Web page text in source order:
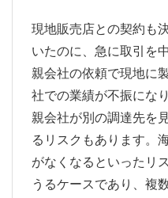
現地販売店との契約も
いたのに、急に取引を
親会社の依頼で現地に
社での業績が不振にな
親会社が別の調達先を
るリスクもあります。
がなくなるといったリ
うるケースであり、複